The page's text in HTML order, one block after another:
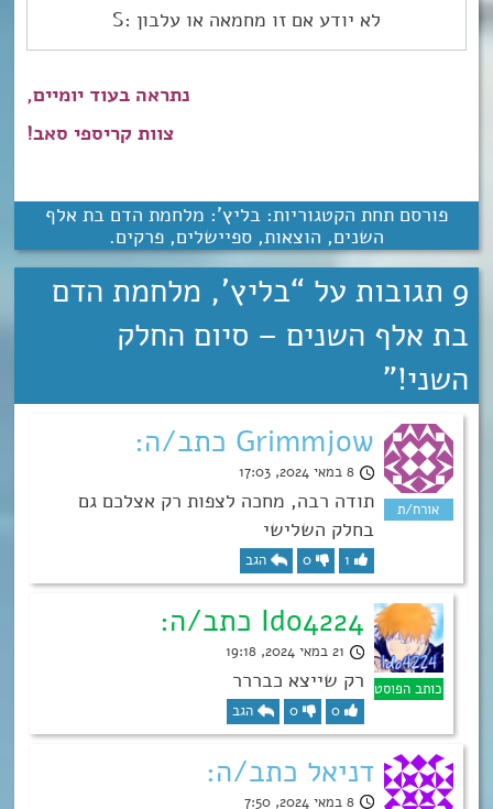
לא יודע אם זו מחמאה או עלבון :S
נתראה בעוד יומיים,
צוות קריספי סאב!
פורסם תחת הקטגוריות: בליץ': מלחמת הדם בת אלף
השנים, הוצאות, ספיישלים, פרקים.
9 תגובות על “
בליץ’, מלחמת הדם
בת אלף השנים – סיום החלק
השני!”
Grimmjow כתב/ה:
8 במאי 2024, 17:03
תודה רבה, מחכה לצפות רק אצלכם גם
בחלק השלישי
1
0 הגב
Ido4224 כתב/ה:
21 במאי 2024, 19:18
רק שייצא כבררר
0
0 הגב
דניאל כתב/ה:
8 במאי 2024, 7:50